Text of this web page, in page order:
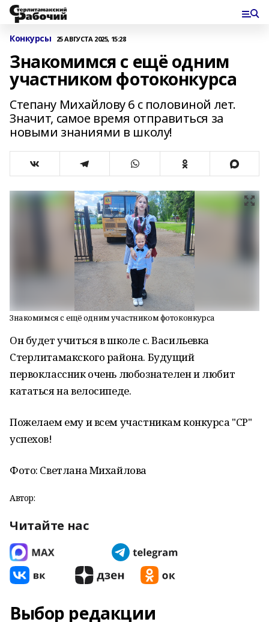
Конкурсы 25 АВГУСТА 2025, 15:28
Знакомимся с ещё одним
участником фотоконкурса
Степану Михайлову 6 с половиной лет.
Значит, самое время отправиться за
новыми знаниями в школу!
Знакомимся с ещё одним участником фотоконкурса
Он будет учиться в школе с. Васильевка
Стерлитамакского района. Будущий
первоклассник очень любознателен и любит
кататься на велосипеде.
Пожелаем ему и всем участникам конкурса "СР"
успехов!
Фото: Светлана Михайлова
Автор:
Читайте нас
Выбор редакции